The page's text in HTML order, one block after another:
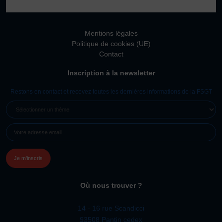
Vivicittà
Réaffiliation
Prise de licence
JE SOUHAITE TROUVER UN COMITÉ
JE SOUHAITE ADHÉRER
Affiliation
Honorabilité
Certificat Médical
Mentions légales
Politique de cookies (UE)
Contact
Inscription à la newsletter
Restons en contact et recevez toutes les dernières informations de la FSGT
UN
(NÉCESSAIRE)
MAIL
Où nous trouver ?
14 - 16 rue Scandicci
93508 Pantin cedex